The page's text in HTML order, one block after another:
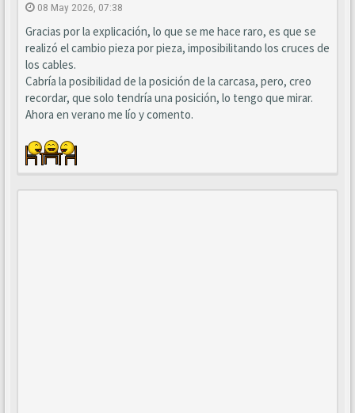
08 May 2026, 07:38
Gracias por la explicación, lo que se me hace raro, es que se
realizó el cambio pieza por pieza, imposibilitando los cruces de
los cables.
Cabría la posibilidad de la posición de la carcasa, pero, creo
recordar, que solo tendría una posición, lo tengo que mirar.
Ahora en verano me lío y comento.